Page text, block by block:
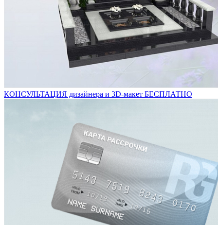
КОНСУЛЬТАЦИЯ дизайнера и 3D-макет БЕСПЛАТНО